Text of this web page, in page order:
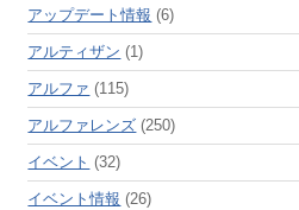
アップデート情報 (6)
アルティザン (1)
アルファ (115)
アルファレンズ (250)
イベント (32)
イベント情報 (26)